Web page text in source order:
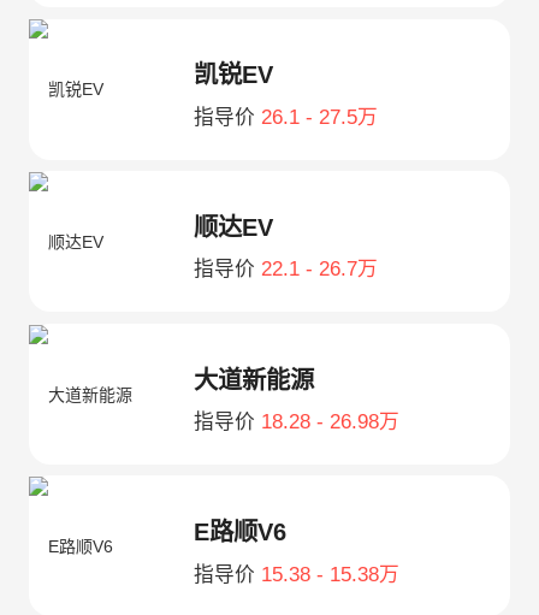
凯锐EV
指导价 26.1 - 27.5万
顺达EV
指导价 22.1 - 26.7万
大道新能源
指导价 18.28 - 26.98万
E路顺V6
指导价 15.38 - 15.38万